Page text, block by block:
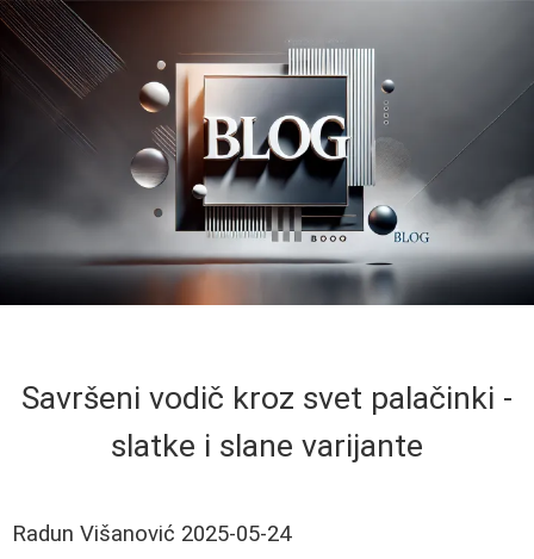
Savršeni vodič kroz svet palačinki -
slatke i slane varijante
Radun Višanović 2025-05-24